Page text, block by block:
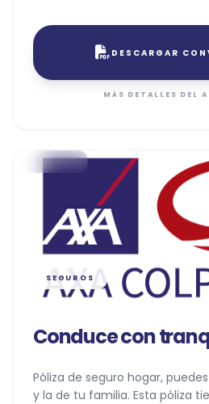
DESCARGAR
MÁS DETALLES DEL
SEGUROS
Conduce con
Póliza de seguro hogar,
y la de tu familia. Esta póliza